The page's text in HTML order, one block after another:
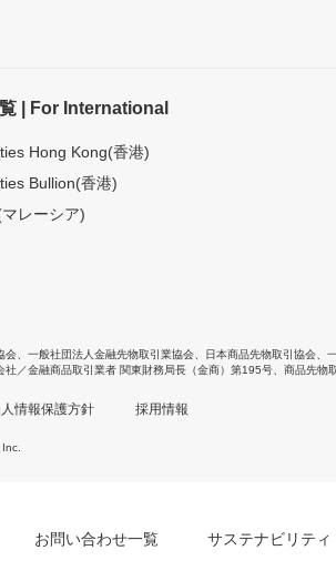
| For International
Hong Kong(香港)
Bullion(香港)
レーシア)
会 一般社団法人金融先物取引業協会 日本商品先物取引協会
社／金融商品取引業者 関東財務局長（金商）第195号、商品先物
情報保護方針 採用情報
お問い合わせ一覧 サステナビリティ